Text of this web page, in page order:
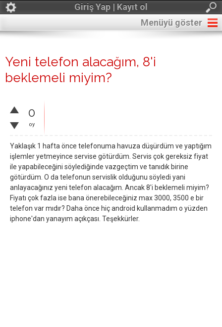
Giriş Yap | Kayıt ol
Menüyü göster
Yeni telefon alacağım, 8'i
beklemeli miyim?
0
oy
Yaklaşık 1 hafta önce telefonuma havuza düşürdüm ve yaptığım
işlemler yetmeyince servise götürdüm. Servis çok gereksiz fiyat
ile yapabileceğini söylediğinde vazgeçtim ve tanıdık birine
götürdüm. O da telefonun servislik olduğunu söyledi yani
anlayacağınız yeni telefon alacağım. Ancak 8'i beklemeli miyim?
Fiyatı çok fazla ise bana önerebileceğiniz max 3000, 3500 e bir
telefon var mıdır? Daha önce hiç android kullanmadım o yüzden
iphone'dan yanayım açıkçası. Teşekkürler.